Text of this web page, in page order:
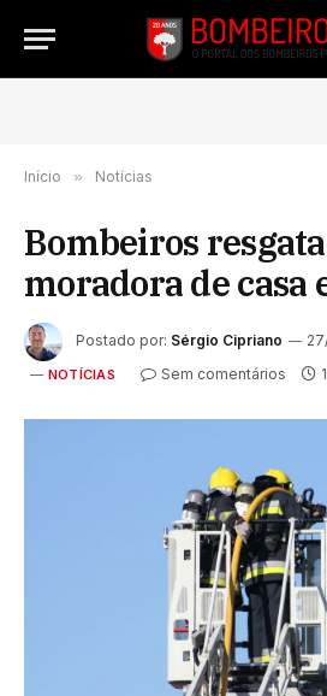
Início » Notícias
Bombeiros
moradora de casa
Postado por: Sérgio Cipriano
NOTÍCIAS Sem comentários